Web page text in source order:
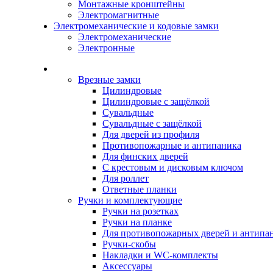
Монтажные кронштейны
Электромагнитные
Электромеханические и кодовые замки
Электромеханические
Электронные
Врезные замки
Цилиндровые
Цилиндровые с защёлкой
Сувальдные
Сувальдные с защёлкой
Для дверей из профиля
Противопожарные и антипаника
Для финских дверей
С крестовым и дисковым ключом
Для роллет
Ответные планки
Ручки и комплектующие
Ручки на розетках
Ручки на планке
Для противопожарных дверей и
Ручки-скобы
Накладки и WC-комплекты
Аксессуары